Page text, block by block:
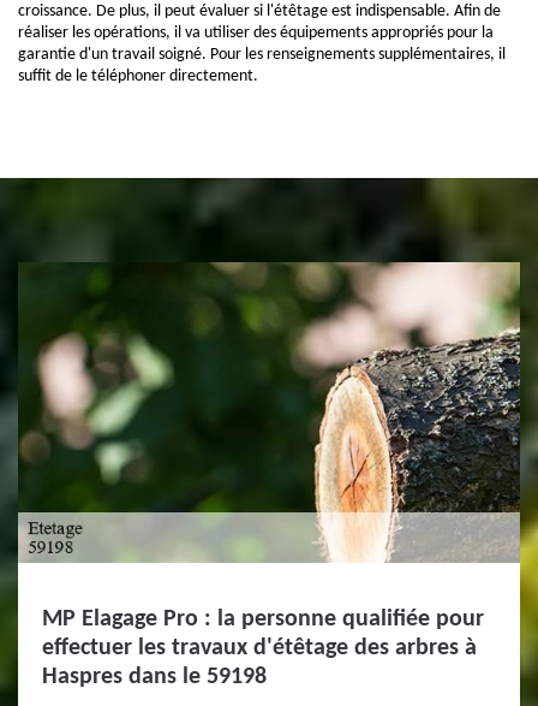
croissance. De plus, il peut évaluer si l'étêtage est indispensable. Afin de
réaliser les opérations, il va utiliser des équipements appropriés pour la
garantie d'un travail soigné. Pour les renseignements supplémentaires, il
suffit de le téléphoner directement.
MP Elagage Pro : la personne qualifiée pour
effectuer les travaux d'étêtage des arbres à
Haspres dans le 59198